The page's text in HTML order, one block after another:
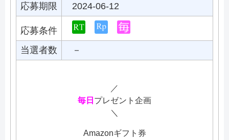
応募期限 2024-06-12
応募条件
当選者数
－
／
毎日 プレゼント企画
＼
Amazonギフト券